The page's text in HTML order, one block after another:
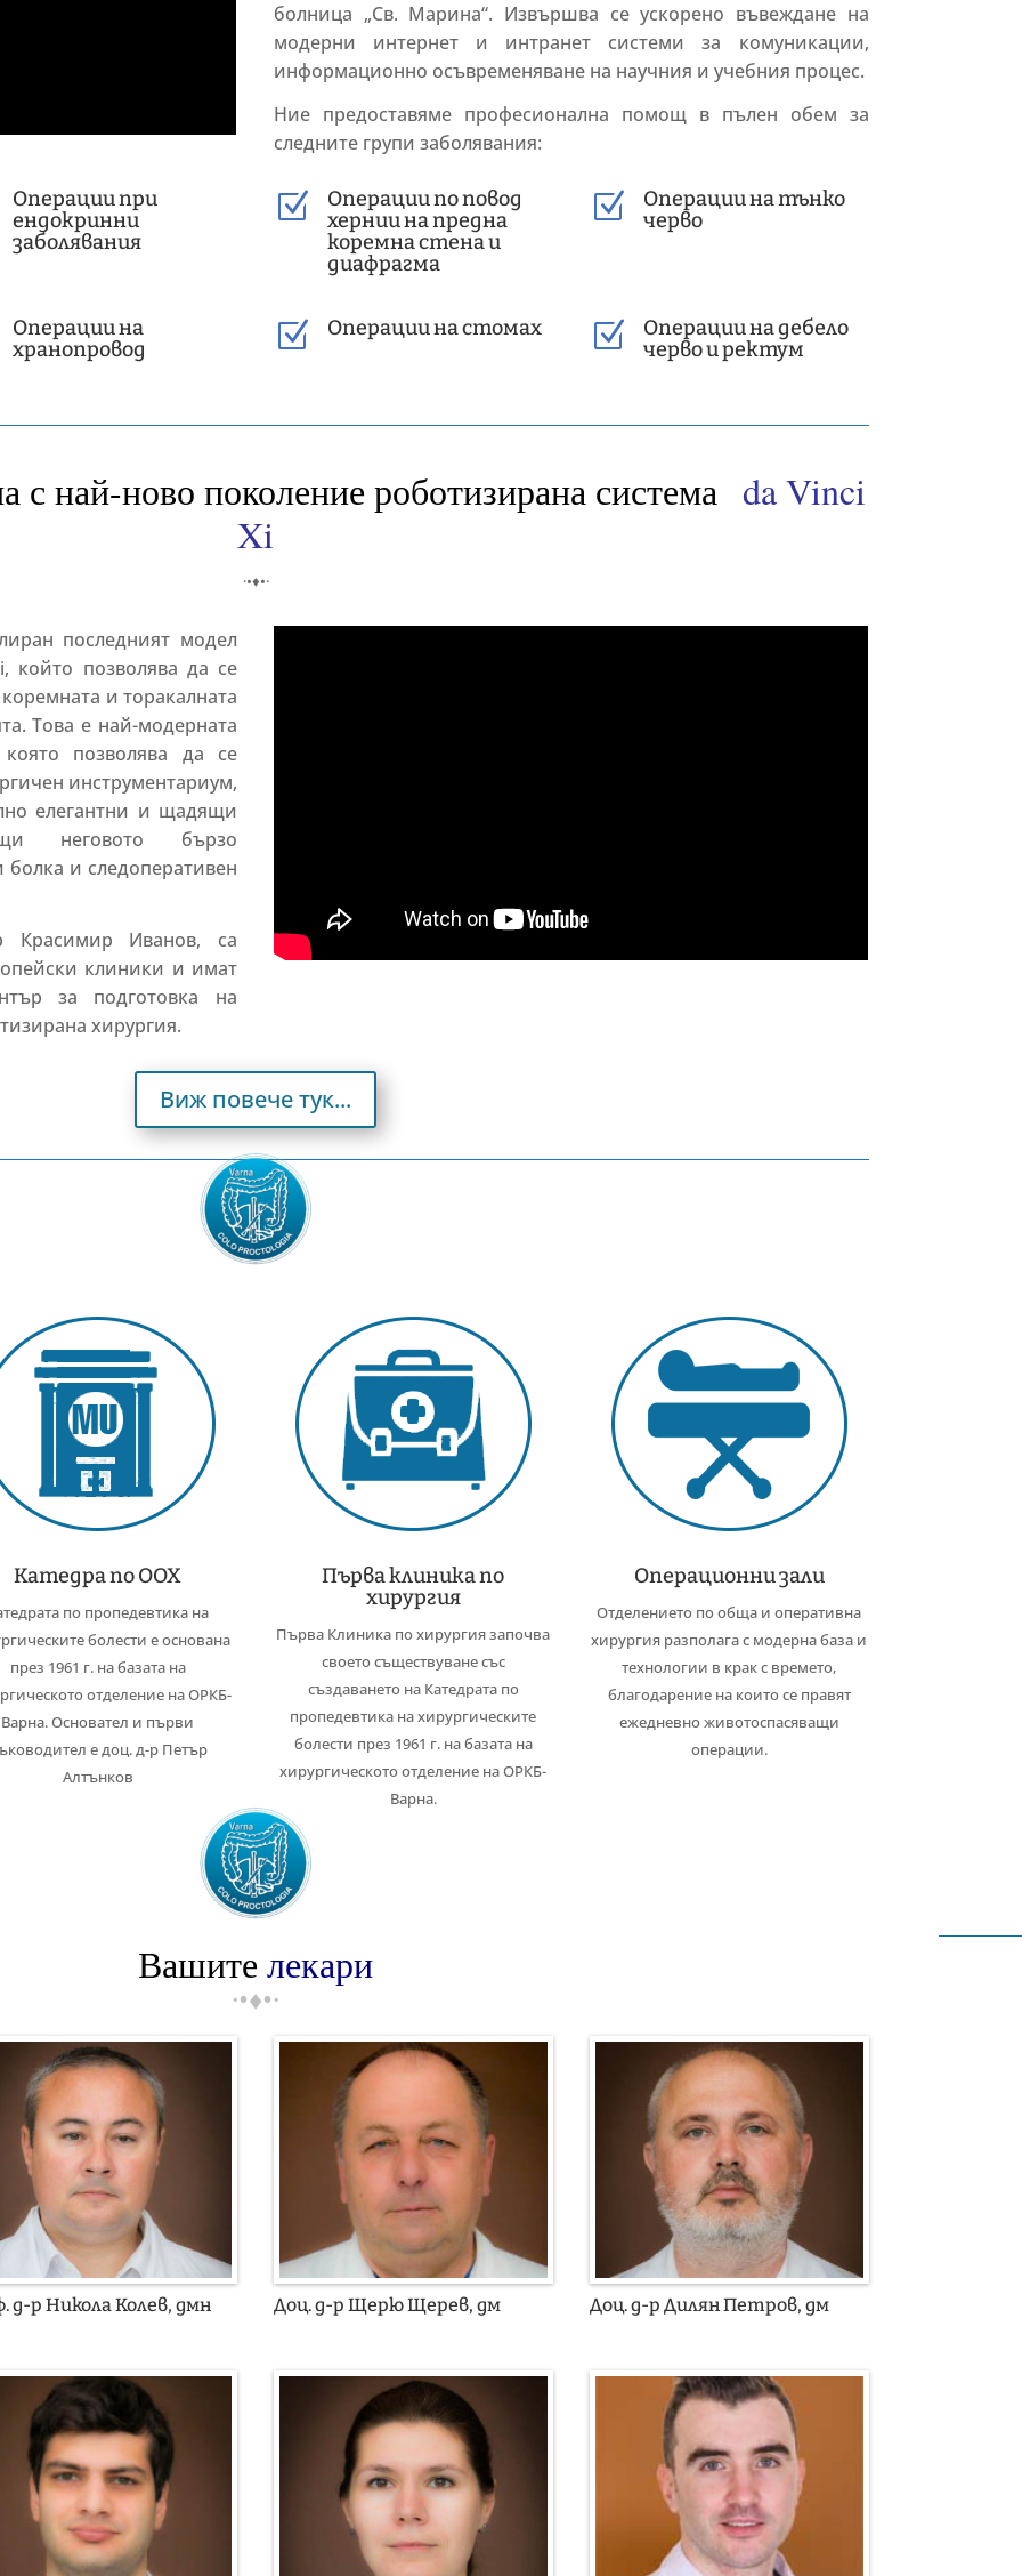
болница „Св. Марина“. Извършва се ускорено въвеждане на
модерни интернет и интранет системи за комуникации,
информационно осъвременяване на научния и учебния процес.
Ние предоставяме професионална помощ в пълен обем за
следните групи заболявания:
Операции при
ендокринни
заболявания
Z
Операции по повод
хернии на предна
коремна стена и
диафрагма
Z
Операции на тънко
черво
Операции на
хранопровод
Z Операции на стомах Z
Операции на дебело
черво и ректум
с най-ново поколение роботизирана система da Vinci
Xi
·•♦•·
последният модел
който позволява да се
и торакалната
Това е най-модерната
позволява да се
инструментариум,
елегантни и щадящи
неговото бързо
и следоперативен
Красимир Иванов, са
клиники и имат
за подготовка на
хирургия.
Виж повече тук...
Катедра по ООХ
по пропедевтика на
болести е основана
през 1961 г. на базата на
отделение на ОРКБ-
Варна. Основател и първи
е доц. д-р Петър
Алтънков
Първа клиника по
хирургия
Първа Клиника по хирургия започва
своето съществуване със
създаването на Катедрата по
пропедевтика на хирургическите
болести през 1961 г. на базата на
хирургическото отделение на ОРКБ-
Варна.
Операционни зали
Отделението по обща и оперативна
хирургия разполага с модерна база и
технологии в крак с времето,
благодарение на които се правят
ежедневно животоспасяващи
операции.
Вашите лекари
·•♦•·
д-р Никола Колев, дмн Доц. д-р Щерю Щерев, дм Доц. д-р Дилян Петров, дм